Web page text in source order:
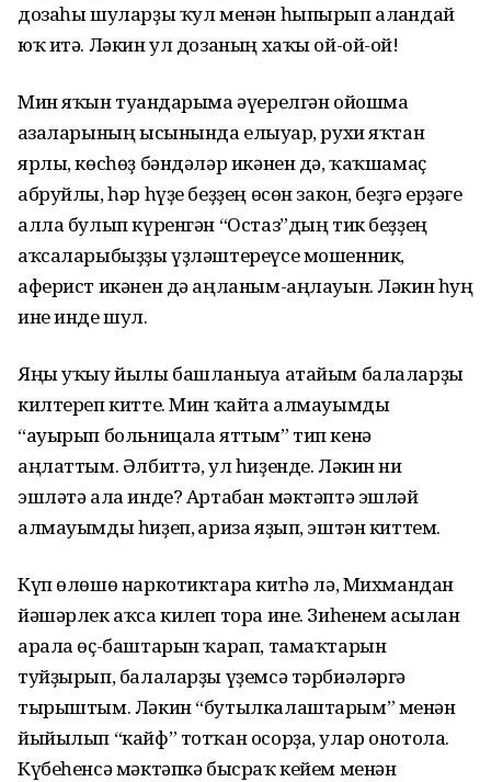
дозаһы шуларҙы ҡул менән һыпырып алғандай
юҡ итә. Ләкин ул дозаның хаҡы ой-ой-ой!
Мин яҡын туғандарыма әүерелгән ойошма
ағзаларының ысынында елғыуар, рухи яҡтан
ярлы, көсһөҙ бәндәләр икәнен дә, ҡаҡшамаҫ
абруйлы, һәр һүҙе беҙҙең өсөн закон, беҙгә ерҙәге
алла булып күренгән “Остаз”дың тик беҙҙең
аҡсаларыбыҙҙы үҙләштереүсе мошенник,
аферист икәнен дә аңланым-аңлауын. Ләкин һуң
ине инде шул.
Яңы уҡыу йылы башланыуға атайым балаларҙы
килтереп китте. Мин ҡайта алмауымды
“ауырып больницала яттым” тип кенә
аңлаттым. Әлбиттә, ул һиҙенде. Ләкин ни
эшләтә ала инде? Артабан мәктәптә эшләй
алмауымды һиҙеп, ғариза яҙып, эштән киттем.
Күп өлөшө наркотиктарға китһә лә, Михмандан
йәшәрлек аҡса килеп тора ине. Зиһенем асылған
арала өҫ-баштарын ҡарап, тамаҡтарын
туйҙырып, балаларҙы үҙемсә тәрбиәләргә
тырыштым. Ләкин “бутылкалаштарым” менән
йыйылып “кайф” тотҡан осорҙа, улар онотола.
Күбеһенсә мәктәпкә бысраҡ кейем менән